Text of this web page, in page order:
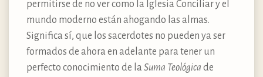
permitirse de no ver como la Iglesia Conciliar y el
mundo moderno están ahogando las almas.
Significa sí, que los sacerdotes no pueden ya ser
formados de ahora en adelante para tener un
perfecto conocimiento de la Suma Teológica de